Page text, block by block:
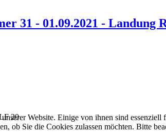
31 - 01.09.2021 - Landung
20
Website. Einige von ihnen sind
ob Sie die Cookies zulassen möchten. Bitte